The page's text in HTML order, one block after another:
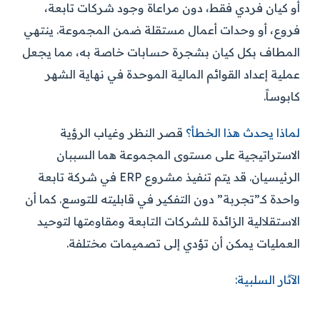
أو كيان فردي فقط، دون مراعاة وجود شركات تابعة،
فروع، أو وحدات أعمال مستقلة ضمن المجموعة. ينتهي
المطاف بكل كيان بشجرة حسابات خاصة به، مما يجعل
عملية إعداد القوائم المالية الموحدة في نهاية الشهر
كابوساً.
لماذا يحدث هذا الخطأ؟ قصر النظر وغياب الرؤية
الاستراتيجية على مستوى المجموعة هما السببان
الرئيسيان. قد يتم تنفيذ مشروع ERP في شركة تابعة
واحدة كـ”تجربة” دون التفكير في قابليته للتوسع. كما أن
الاستقلالية الزائدة للشركات التابعة ومقاومتها لتوحيد
العمليات يمكن أن تؤدي إلى تصميمات مختلفة.
الآثار السلبية: